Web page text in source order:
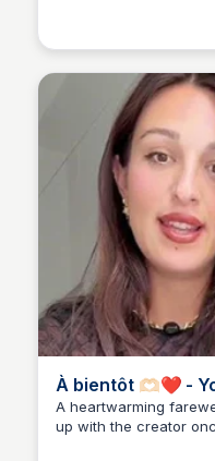
À bientôt 🫶🏻❤️ -
A heartwarming
up with the creator